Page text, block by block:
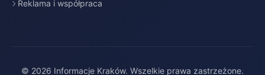
Reklama i współpraca
© 2026 Informacje Kraków. Wszelkie prawa zastrzeżone.